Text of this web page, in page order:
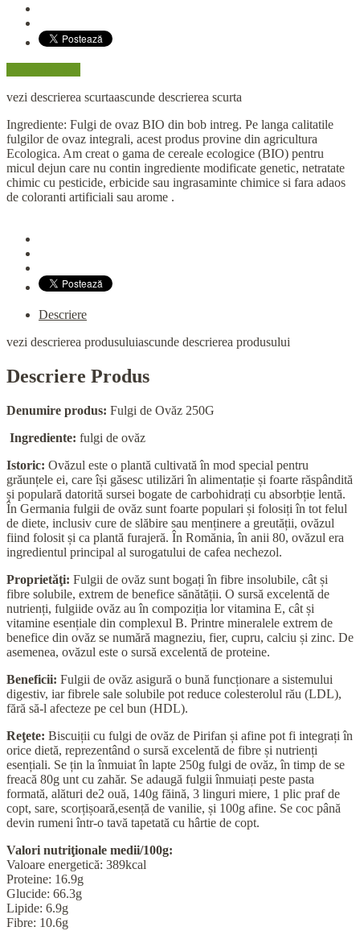
vezi descrierea scurtaascunde descrierea scurta
Ingrediente: Fulgi de ovaz BIO din bob intreg. Pe langa calitatile
fulgilor de ovaz integrali, acest produs provine din agricultura
Ecologica. Am creat o gama de cereale ecologice (BIO) pentru
micul dejun care nu contin ingrediente modificate genetic, netratate
chimic cu pesticide, erbicide sau ingrasaminte chimice si fara adaos
de coloranti artificiali sau arome .
Descriere
vezi descrierea produsuluiascunde descrierea produsului
Descriere Produs
Denumire produs: Fulgi de Ovăz 250G
Ingrediente: fulgi de ovăz
Istoric: Ovăzul este o plantă cultivată în mod special pentru
grăunțele ei, care își găsesc utilizări în alimentație și foarte răspândită
și populară datorită sursei bogate de carbohidrați cu absorbție lentă.
În Germania fulgii de ovăz sunt foarte populari și folosiți în tot felul
de diete, inclusiv cure de slăbire sau menținere a greutății, ovăzul
fiind folosit și ca plantă furajeră. În Romănia, în anii 80, ovăzul era
ingredientul principal al surogatului de cafea nechezol.
Proprietăţi: Fulgii de ovăz sunt bogați în fibre insolubile, cât și
fibre solubile, extrem de benefice sănătății. O sursă excelentă de
nutrienți, fulgiide ovăz au în compoziția lor vitamina E, cât și
vitamine esențiale din complexul B. Printre mineralele extrem de
benefice din ovăz se numără magneziu, fier, cupru, calciu și zinc. De
asemenea, ovăzul este o sursă excelentă de proteine.
Beneficii: Fulgii de ovăz asigură o bună funcționare a sistemului
digestiv, iar fibrele sale solubile pot reduce colesterolul rău (LDL),
fără să-l afecteze pe cel bun (HDL).
Reţete: Biscuiții cu fulgi de ovăz de Pirifan și afine pot fi integrați în
orice dietă, reprezentând o sursă excelentă de fibre și nutrienți
esențiali. Se țin la înmuiat în lapte 250g fulgi de ovăz, în timp de se
freacă 80g unt cu zahăr. Se adaugă fulgii înmuiați peste pasta
formată, alături de2 ouă, 140g făină, 3 linguri miere, 1 plic praf de
copt, sare, scorțișoară,esență de vanilie, și 100g afine. Se coc până
devin rumeni într-o tavă tapetată cu hârtie de copt.
Valori nutriţionale medii/100g:
Valoare energetică: 389kcal
Proteine: 16.9g
Glucide: 66.3g
Lipide: 6.9g
Fibre: 10.6g